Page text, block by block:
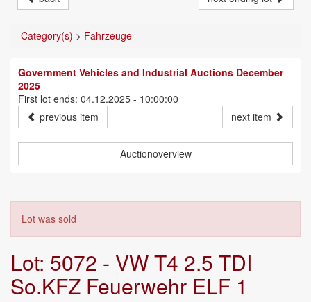
Category(s) > Fahrzeuge
Government Vehicles and Industrial Auctions December
2025
First lot ends: 04.12.2025 - 10:00:00
previous item
next item
Auctionoverview
Lot was sold
Lot: 5072 - VW T4 2.5 TDI
So.KFZ Feuerwehr ELF 1